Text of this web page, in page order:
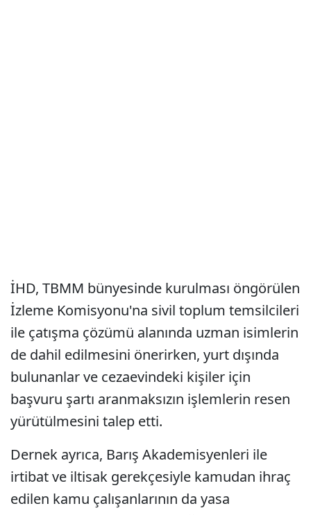
İHD, TBMM bünyesinde kurulması öngörülen
İzleme Komisyonu'na sivil toplum temsilcileri
ile çatışma çözümü alanında uzman isimlerin
de dahil edilmesini önerirken, yurt dışında
bulunanlar ve cezaevindeki kişiler için
başvuru şartı aranmaksızın işlemlerin resen
yürütülmesini talep etti.
Dernek ayrıca, Barış Akademisyenleri ile
irtibat ve iltisak gerekçesiyle kamudan ihraç
edilen kamu çalışanlarının da yasa